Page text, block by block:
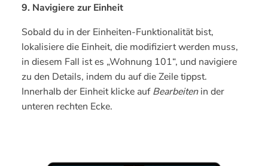
9. Navigiere zur Einheit
Sobald du in der Einheiten-Funktionalität bist,
lokalisiere die Einheit, die modifiziert werden muss,
in diesem Fall ist es „Wohnung 101“, und navigiere
zu den Details, indem du auf die Zeile tippst.
Innerhalb der Einheit klicke aufBearbeitenin der
unteren rechten Ecke.